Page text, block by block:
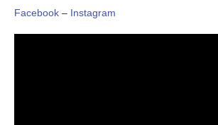
Facebook – Instagram